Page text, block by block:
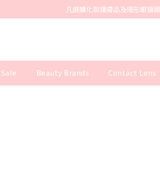
凡選購化妝護膚品及隱形眼鏡
Sale Beauty Brands Contact Lens